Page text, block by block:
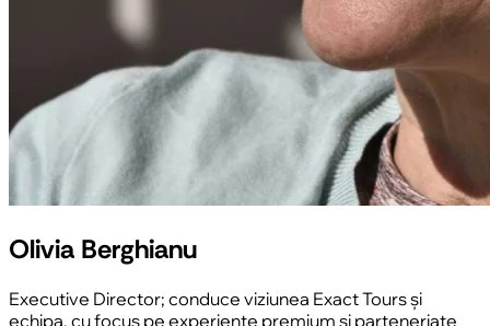
Olivia Berghianu
Executive Director; conduce viziunea Exact Tours și
echipa, cu focus pe experiențe premium și parteneriate